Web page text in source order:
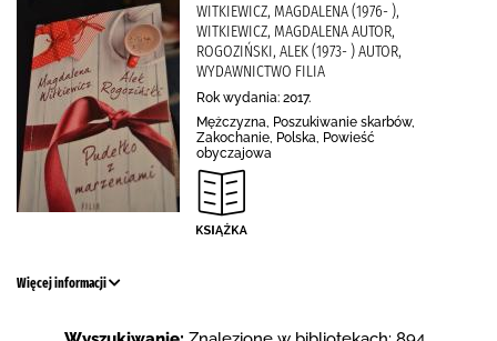
WITKIEWICZ, MAGDALENA (1976- ),
WITKIEWICZ, MAGDALENA AUTOR,
ROGOZIŃSKI, ALEK (1973- ) AUTOR,
WYDAWNICTWO FILIA
Rok wydania: 2017.
Mężczyzna, Poszukiwanie skarbów,
Zakochanie, Polska, Powieść
obyczajowa
Więcej informacji